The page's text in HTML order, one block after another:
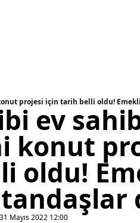
ev
konut
oldu!
31 Mayıs 2022 12:00